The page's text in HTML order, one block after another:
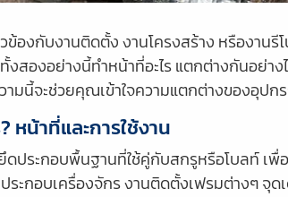
องกับงานติดตั้ง งานโครงสร้าง หรืองาน
สองอย่างนี้ทำหน้าที่อะไร แตกต่างกันอย่าง
มนี้จะช่วยคุณเข้าใจความแตกต่างของอุป
หน้าที่และการใช้งาน
ประกอบพื้นฐานที่ใช้คู่กับสกรูหรือโบลท์ เพื่อ
ระกอบเครื่องจักร งานติดตั้งเฟรมต่างๆ จุ